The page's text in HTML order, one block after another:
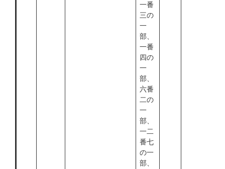
一番
三の
一
部、
一番
四の
一
部、
六番
二の
一
部、
一二
番七
の一
部、